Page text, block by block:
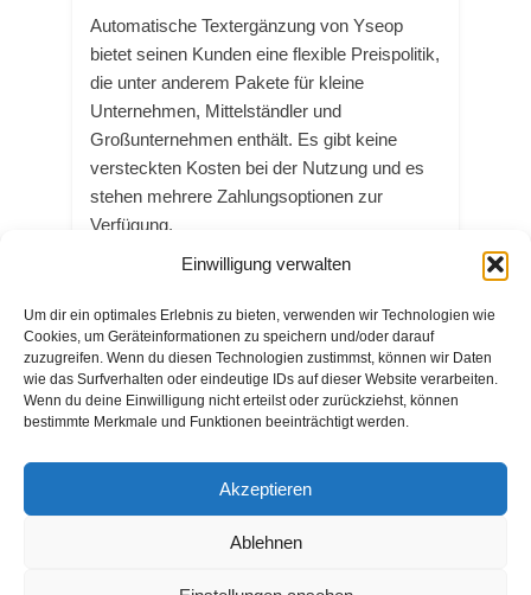
Einwilligung verwalten
Um dir ein optimales Erlebnis zu bieten, verwenden wir Technologien wie
Cookies, um Geräteinformationen zu speichern und/oder darauf
zuzugreifen. Wenn du diesen Technologien zustimmst, können wir Daten
wie das Surfverhalten oder eindeutige IDs auf dieser Website verarbeiten.
Wenn du deine Einwilligung nicht erteilst oder zurückziehst, können
bestimmte Merkmale und Funktionen beeinträchtigt werden.
Akzeptieren
Ablehnen
Automatische Textergänzung von Yseop
bietet seinen Kunden eine flexible Preispolitik,
die unter anderem Pakete für kleine
Unternehmen, Mittelständler und
Großunternehmen enthält. Es gibt keine
versteckten Kosten bei der Nutzung und es
stehen mehrere Zahlungsoptionen zur
Verfügung.
Text